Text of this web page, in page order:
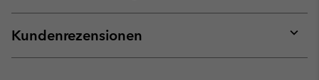
or
Kundenrezensionen
or